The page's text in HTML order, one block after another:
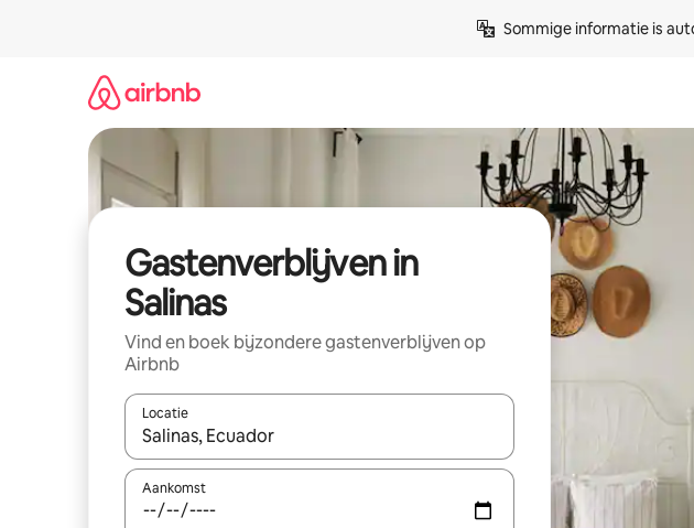
Sommige informatie is
Gastenverblijven in
Salinas
Vind en boek bijzondere gastenverblijven op
Airbnb
Locatie
Wanneer er suggesties beschikbaar zijn, maak je een keuze met je de
Aankomst